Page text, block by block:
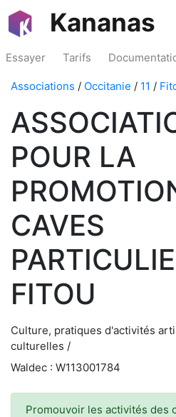
Kananas
Essayer Tarifs
Associations / Occitanie / 11 /
POUR LA
CAVES
FITOU
Culture, pratiques d'activités
culturelles /
Waldec : W113001784
Promouvoir les activités des